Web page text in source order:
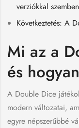
verziókkal szemben
Következtetés: A
Mi az a
és
A Double Dice
modern változatai,
egyre népszerűbbé